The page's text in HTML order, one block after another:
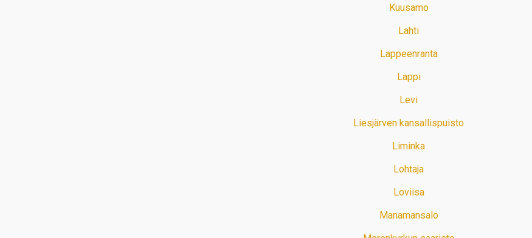
Kuusamo
Lahti
Lappeenranta
Lappi
Levi
Liesjärven kansallispuisto
Liminka
Lohtaja
Loviisa
Manamansalo